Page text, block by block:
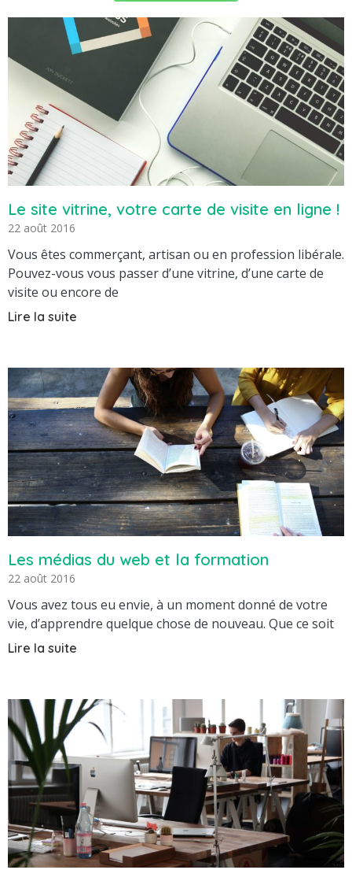
Le site vitrine, votre carte de visite en ligne !
22 août 2016
Vous êtes commerçant, artisan ou en profession libérale.
Pouvez-vous vous passer d’une vitrine, d’une carte de
visite ou encore de
Lire la suite
Les médias du web et la formation
22 août 2016
Vous avez tous eu envie, à un moment donné de votre
vie, d’apprendre quelque chose de nouveau. Que ce soit
Lire la suite